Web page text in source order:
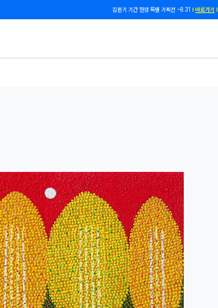
쿠폰 줄게, 친구 하자! 카카오톡 친구 추가하고 할인 쿠폰 받자!